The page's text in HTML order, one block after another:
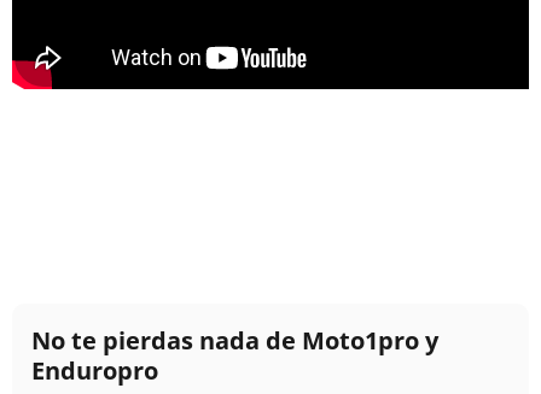
No te pierdas nada de Moto1pro y
Enduropro